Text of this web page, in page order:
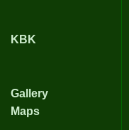
KBK
Gallery
Maps